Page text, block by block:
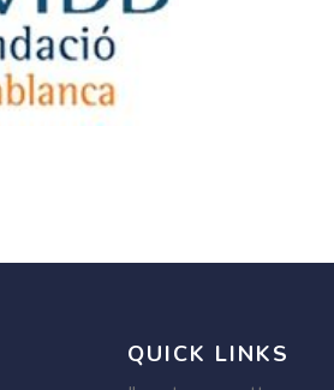
QUICK LINKS